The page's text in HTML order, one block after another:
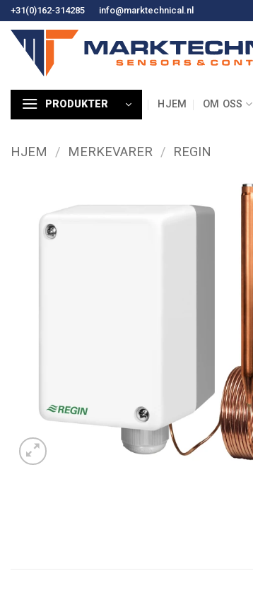
Hopp
til
innhold
+31(0)162-314285 info@marktechnical.nl
PRODUKTER HJEM OM OSS
HJEM / MERKEVARER / REGIN